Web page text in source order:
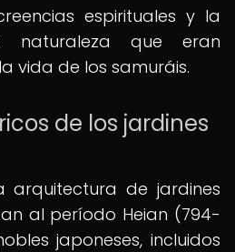
espirituales y la
naturaleza que eran
vida de los samuráis.
de los jardines
arquitectura de jardines
al período Heian (794-
japoneses, incluidos